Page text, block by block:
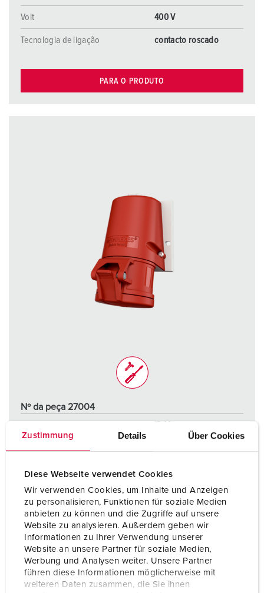
Zustimmung Details Über Cookies
Diese Webseite verwendet Cookies
Wir verwenden Cookies, um Inhalte und Anzeigen
zu personalisieren, Funktionen für soziale Medien
anbieten zu können und die Zugriffe auf unsere
Website zu analysieren. Außerdem geben wir
Informationen zu Ihrer Verwendung unserer
Website an unsere Partner für soziale Medien,
Werbung und Analysen weiter. Unsere Partner
führen diese Informationen möglicherweise mit
weiteren Daten zusammen, die Sie ihnen
Volt 400 V
Tecnologia de ligação contacto roscado
PARA O PRODUTO
Nº da peça 27004
Polos 5 p
Volt 400 V
Tecnologia de ligação contacto roscado
PARA O PRODUTO